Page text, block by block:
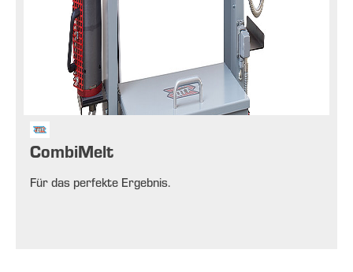
CombiMelt
Für das perfekte Ergebnis.